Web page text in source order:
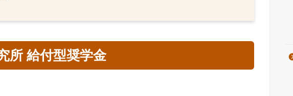
所 給付型奨学金